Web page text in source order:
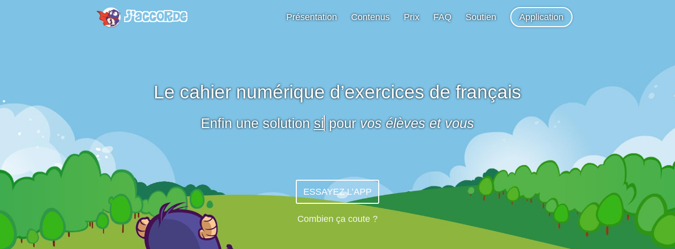
J’accorde Présentation Contenus Prix FAQ Soutien Application
Le cahier numérique d’exercices de français
Enfin une solutionsimplepourvos élèves et vous
ESSAYEZ L’APP
Combien ça coute ?